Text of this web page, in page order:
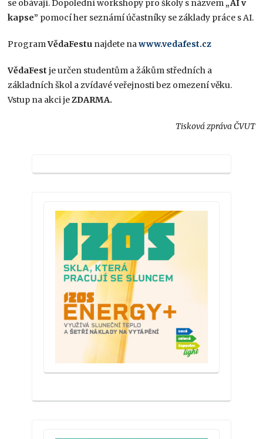
se obávají. Dopolední workshopy pro školy s názvem „AI v
kapse” pomocí her seznámí účastníky se základy práce s AI.
ProgramVědaFestu najdete nawww.vedafest.cz
VědaFest je určen studentům a žákům středních a
základních škol a zvídavé veřejnosti bez omezení věku.
Vstup na akci jeZDARMA.
Tisková zpráva ČVUT